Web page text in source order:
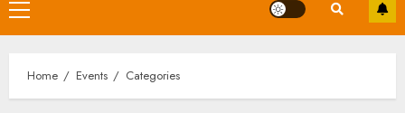
Primary
Menu
Home Events Categories